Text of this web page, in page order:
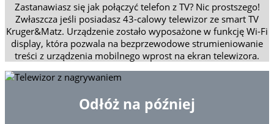
Zastanawiasz się jak połączyć telefon z TV? Nic prostszego!
Zwłaszcza jeśli posiadasz 43-calowy telewizor ze smart TV
Kruger&Matz. Urządzenie zostało wyposażone w funkcję Wi-Fi
display, która pozwala na bezprzewodowe strumieniowanie
treści z urządzenia mobilnego wprost na ekran telewizora.
Odłóż na później